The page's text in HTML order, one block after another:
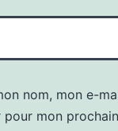
nom, mon e-
pour mon